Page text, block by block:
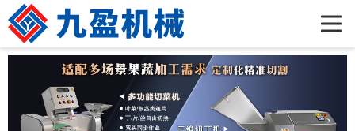
公司简介
产品展示